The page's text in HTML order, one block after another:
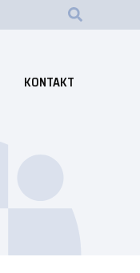
KONTAKT